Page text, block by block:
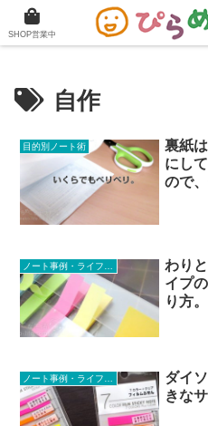
快適に在宅ワークを
自作
目的別ノート術
裏紙
にし
ので、
わり
イプ
り方。
ダイ
きな
SHOP営業中